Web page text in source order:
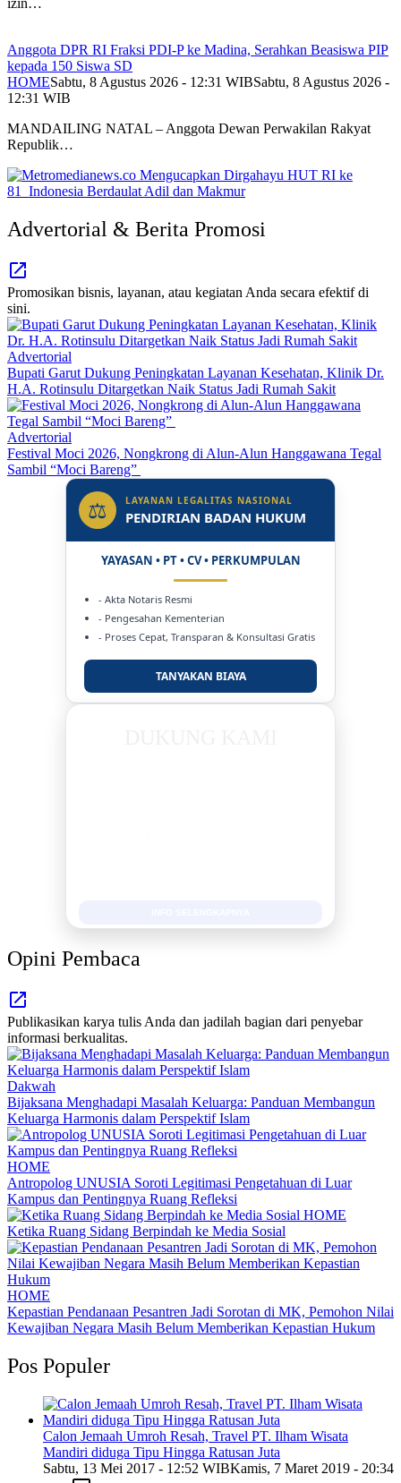
izin…
Anggota DPR RI Fraksi PDI-P ke Madina, Serahkan Beasiswa PIP
kepada 150 Siswa SD
HOMESabtu, 8 Agustus 2026 - 12:31 WIBSabtu, 8 Agustus 2026 -
12:31 WIB
MANDAILING NATAL – Anggota Dewan Perwakilan Rakyat
Republik…
Advertorial & Berita Promosi
Promosikan bisnis, layanan, atau kegiatan Anda secara efektif di
sini.
Advertorial
Bupati Garut Dukung Peningkatan Layanan Kesehatan, Klinik Dr.
H.A. Rotinsulu Ditargetkan Naik Status Jadi Rumah Sakit
Advertorial
Festival Moci 2026, Nongkrong di Alun-Alun Hanggawana Tegal
Sambil “Moci Bareng”
⚖ LAYANAN LEGALITAS NASIONAL
PENDIRIAN BADAN HUKUM
YAYASAN • PT • CV • PERKUMPULAN
- Akta Notaris Resmi
- Pengesahan Kementerian
- Proses Cepat, Transparan & Konsultasi Gratis
TANYAKAN BIAYA
Opini Pembaca
Publikasikan karya tulis Anda dan jadilah bagian dari penyebar
informasi berkualitas.
Dakwah
Bijaksana Menghadapi Masalah Keluarga: Panduan Membangun
Keluarga Harmonis dalam Perspektif Islam
HOME
Antropolog UNUSIA Soroti Legitimasi Pengetahuan di Luar
Kampus dan Pentingnya Ruang Refleksi
HOME
Ketika Ruang Sidang Berpindah ke Media Sosial
HOME
Kepastian Pendanaan Pesantren Jadi Sorotan di MK, Pemohon Nilai
Kewajiban Negara Masih Belum Memberikan Kepastian Hukum
Pos Populer
Calon Jemaah Umroh Resah, Travel PT. Ilham Wisata
Mandiri diduga Tipu Hingga Ratusan Juta
Sabtu, 13 Mei 2017 - 12:52 WIBKamis, 7 Maret 2019 - 20:34